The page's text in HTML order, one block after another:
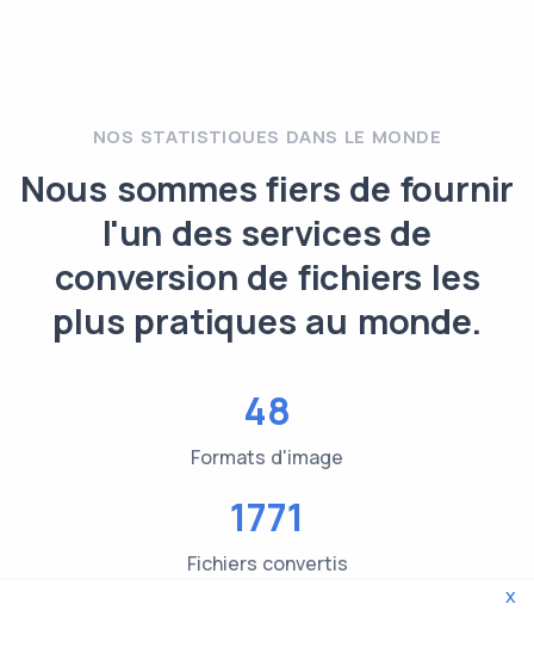
NOS STATISTIQUES DANS LE MONDE
Nous sommes fiers de fournir
l'un des services de
conversion de fichiers les
plus pratiques au monde.
48
Formats d'image
1771
Fichiers convertis
x